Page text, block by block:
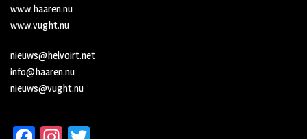
www.haaren.nu
www.vught.nu
nieuws@helvoirt.net
info@haaren.nu
nieuws@vught.nu